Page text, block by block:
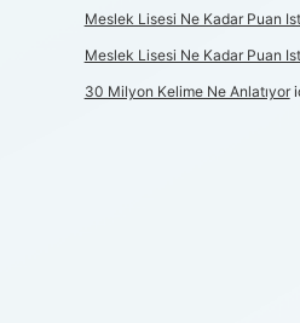
Meslek Lisesi Ne Kadar Puan
Meslek Lisesi Ne Kadar Puan
30 Milyon Kelime Ne Anlatıyor